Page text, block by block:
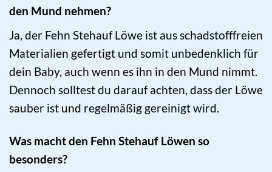
den Mund nehmen?
Ja, der Fehn Stehauf Löwe ist aus schadstofffreien
Materialien gefertigt und somit unbedenklich für
dein Baby, auch wenn es ihn in den Mund nimmt.
Dennoch solltest du darauf achten, dass der Löwe
sauber ist und regelmäßig gereinigt wird.
Was macht den Fehn Stehauf Löwen so
besonders?